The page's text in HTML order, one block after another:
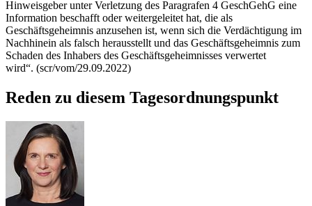
Hinweisgeber unter Verletzung des Paragrafen 4 GeschGehG eine
Information beschafft oder weitergeleitet hat, die als
Geschäftsgeheimnis anzusehen ist, wenn sich die Verdächtigung im
Nachhinein als falsch herausstellt und das Geschäftsgeheimnis zum
Schaden des Inhabers des Geschäftsgeheimnisses verwertet
wird“. (scr/vom/29.09.2022)
Reden zu diesem Tagesordnungspunkt